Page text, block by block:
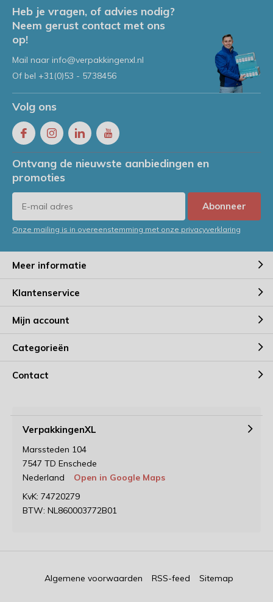
Heb je vragen, of advies nodig?
Neem gerust contact met ons
op!
Mail naar info@verpakkingenxl.nl
Of bel +31(0)53 - 5738456
Volg ons
Ontvang de nieuwste aanbiedingen en
promoties
Abonneer
Onze mailing is in overeenstemming met onze privacyverklaring
Meer informatie
Klantenservice
Mijn account
Categorieën
Contact
VerpakkingenXL
Marssteden 104
7547 TD Enschede
Nederland
Open in Google Maps
KvK: 74720279
BTW: NL860003772B01
Algemene voorwaarden RSS-feed Sitemap